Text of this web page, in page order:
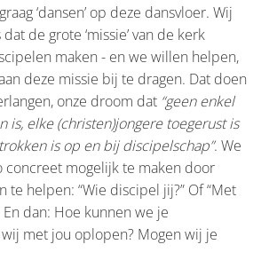
‘dansen’ op deze dansvloer. Wij
de grote ‘missie’ van de kerk
maken - en we willen helpen,
deze missie bij te dragen. Dat doen
onze droom dat “geen enkel
is, elke (christen)jongere toegerust is
is op en bij discipelschap”. We
concreet mogelijk te maken door
te helpen: “Wie discipel jij?” Of “Met
dan: Hoe kunnen we je
met jou oplopen? Mogen wij je